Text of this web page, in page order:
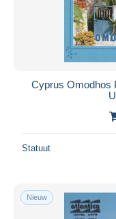
Cyprus Omodhos
Statuut
Nieuw